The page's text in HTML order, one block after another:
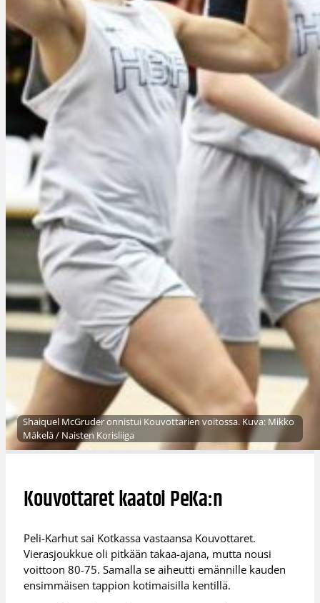
Shaiquel McGruder onnistui Kouvottarien voitossa. Kuva: Mikko
Mäkelä / Naisten Korisliiga
Kouvottaret kaatoi PeKa:n
Peli-Karhut sai Kotkassa vastaansa Kouvottaret.
Vierasjoukkue oli pitkään takaa-ajana, mutta nousi
voittoon 80-75. Samalla se aiheutti emännille kauden
ensimmäisen tappion kotimaisilla kentillä.